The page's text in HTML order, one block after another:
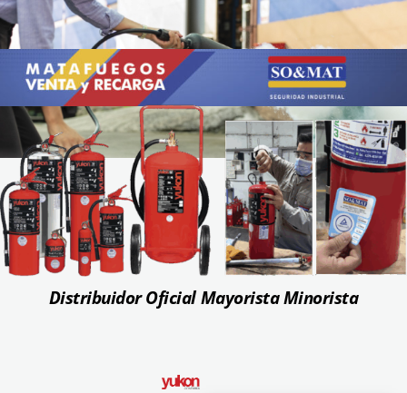
Distribuidor Oficial Mayorista Minorista